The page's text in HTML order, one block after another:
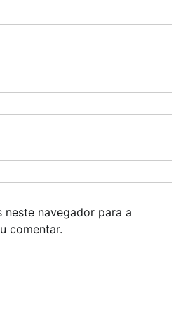
neste navegador para a
comentar.